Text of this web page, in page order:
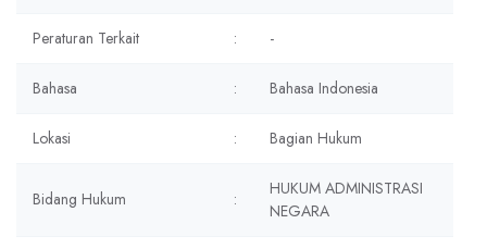
Peraturan Terkait : -
Bahasa : Bahasa Indonesia
Lokasi : Bagian Hukum
Bidang Hukum :
HUKUM ADMINISTRASI
NEGARA